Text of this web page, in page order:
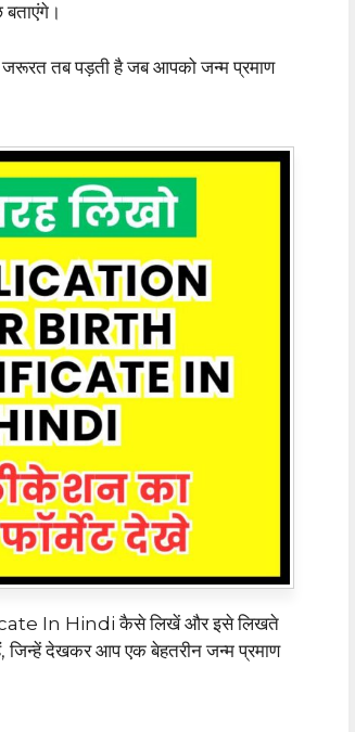
तब पड़ती है जब आपको जन्म प्रमाण
In Hindi कैसे लिखें और इसे लिखते
जिन्हें देखकर आप एक बेहतरीन जन्म प्रमाण